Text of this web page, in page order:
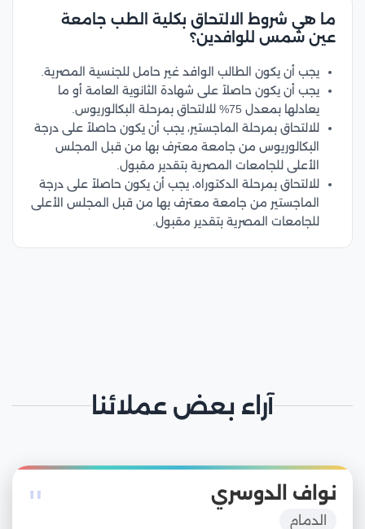
ما هي شروط الالتحاق بكلية الطب جامعة
عين شمس للوافدين؟
يجب أن يكون الطالب الوافد غير حامل للجنسية المصرية.
يجب أن يكون حاصلاً على شهادة الثانوية العامة أو ما
يعادلها بمعدل 75% للالتحاق بمرحلة البكالوريوس.
للالتحاق بمرحلة الماجستير، يجب أن يكون حاصلاً على درجة
البكالوريوس من جامعة معترف بها من قبل المجلس
الأعلى للجامعات المصرية بتقدير مقبول.
للالتحاق بمرحلة الدكتوراه، يجب أن يكون حاصلاً على درجة
الماجستير من جامعة معترف بها من قبل المجلس الأعلى
للجامعات المصرية بتقدير مقبول.
آراء بعض عملائنا
" نواف الدوسري
الدمام